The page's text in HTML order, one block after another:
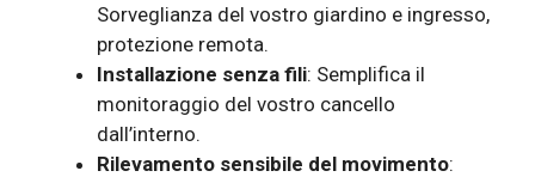
Sorveglianza del vostro giardino e ingresso,
protezione remota.
Installazione senza fili: Semplifica il
monitoraggio del vostro cancello
dall’interno.
Rilevamento sensibile del movimento: